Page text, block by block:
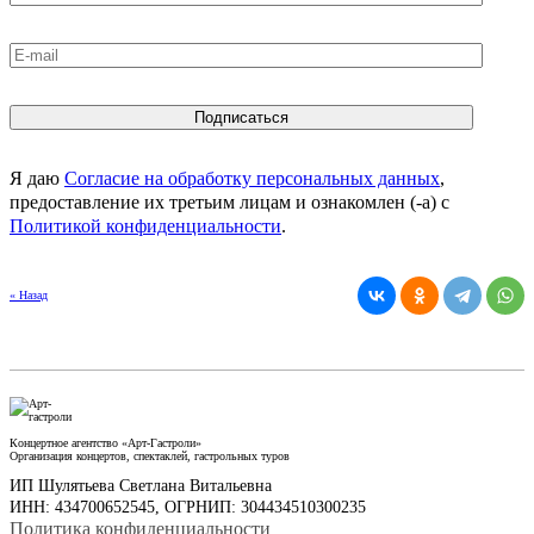
Я даю Согласие на обработку персональных данных,
предоставление их третьим лицам и ознакомлен (-а) c
Политикой конфиденциальности.
« Назад
Концертное агентство «Арт-Гастроли»
Организация концертов, спектаклей, гастрольных туров
ИП Шулятьева Светлана Витальевна
ИНН: 434700652545, ОГРНИП: 304434510300235
Политика конфиденциальности